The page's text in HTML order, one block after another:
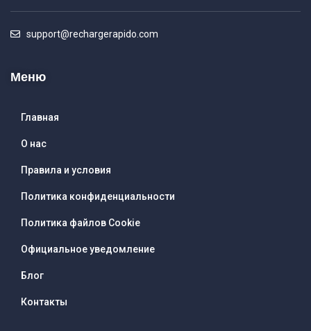
support@rechargerapido.com
Меню
Главная
О нас
Правила и условия
Политика конфиденциальности
Политика файлов Cookie
Официальное уведомление
Блог
Контакты